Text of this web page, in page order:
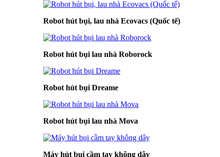
Robot hút bụi, lau nhà Ecovacs (Quốc tế)
Robot hút bụi lau nhà Roborock
Robot hút bụi Dreame
Robot hút bụi lau nhà Mova
Máy hút bụi cầm tay không dây